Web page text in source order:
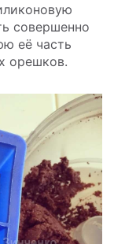
совершенно
её часть
орешков.